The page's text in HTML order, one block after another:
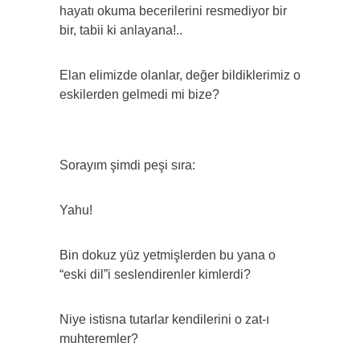
hayatı okuma becerilerini resmediyor bir
bir, tabii ki anlayana!..
Elan elimizde olanlar, değer bildiklerimiz o
eskilerden gelmedi mi bize?
Sorayım şimdi peşi sıra:
Yahu!
Bin dokuz yüz yetmişlerden bu yana o
“eski dil”i seslendirenler kimlerdi?
Niye istisna tutarlar kendilerini o zat-ı
muhteremler?